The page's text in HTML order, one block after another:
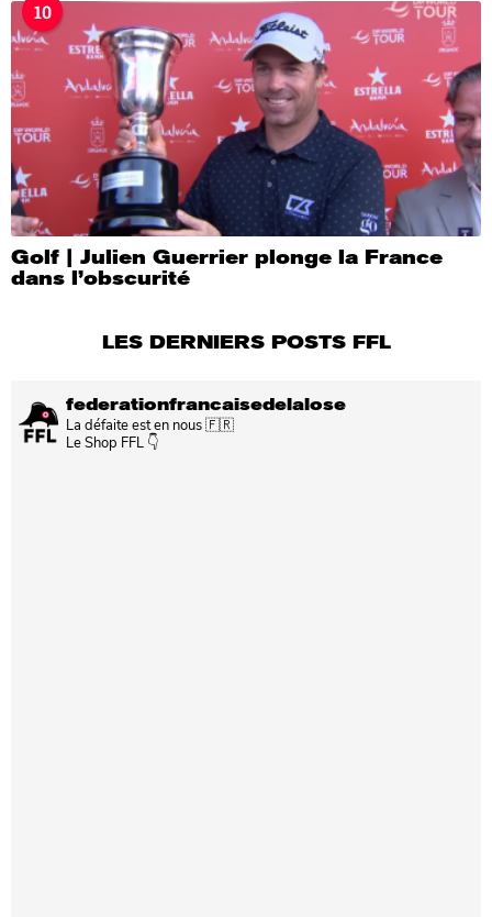
10
Golf | Julien Guerrier plonge la France
dans l’obscurité
LES DERNIERS POSTS FFL
federationfrancaisedelalose
La défaite est en nous 🇫🇷
Le Shop FFL 👇